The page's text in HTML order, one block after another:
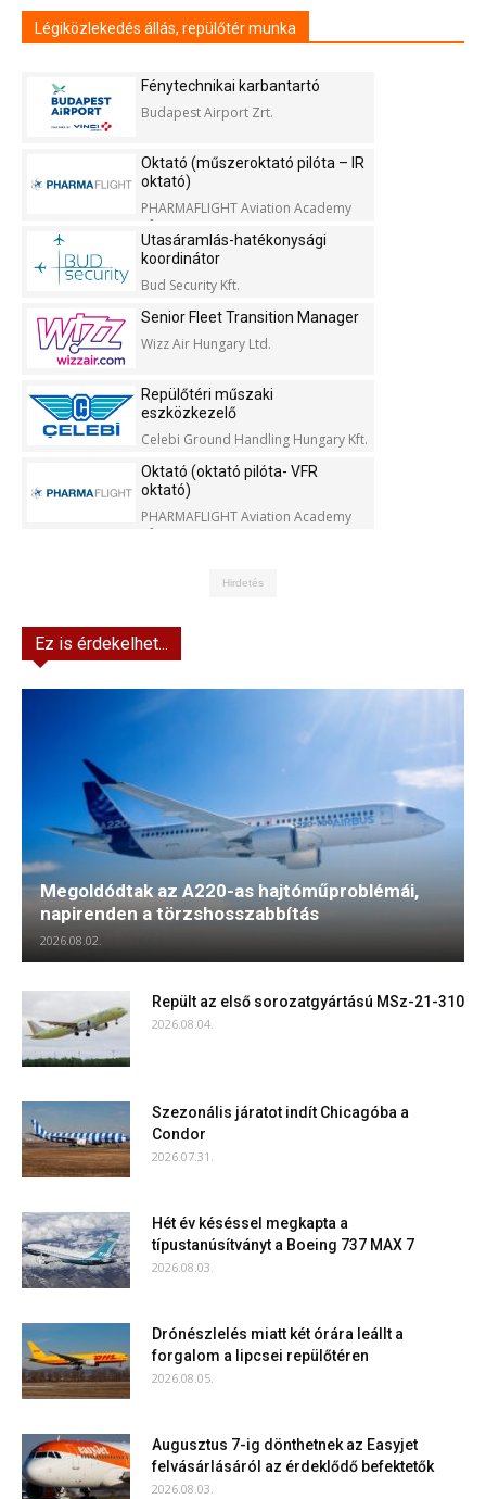
Légiközlekedés állás, repülőtér munka
Fénytechnikai karbantartó
Budapest Airport Zrt.
Oktató (műszeroktató pilóta – IR
oktató)
PHARMAFLIGHT Aviation Academy
Kft.
Utasáramlás-hatékonysági
koordinátor
Bud Security Kft.
Senior Fleet Transition Manager
Wizz Air Hungary Ltd.
Repülőtéri műszaki
eszközkezelő
Celebi Ground Handling Hungary Kft.
Oktató (oktató pilóta- VFR
oktató)
PHARMAFLIGHT Aviation Academy
Kft.
Hirdetés
Ez is érdekelhet...
Megoldódtak az A220-as hajtóműproblémái,
napirenden a törzshosszabbítás
2026.08.02.
Repült az első sorozatgyártású MSz-21-310
2026.08.04.
Szezonális járatot indít Chicagóba a
Condor
2026.07.31.
Hét év késéssel megkapta a
típustanúsítványt a Boeing 737 MAX 7
2026.08.03.
Drónészlelés miatt két órára leállt a
forgalom a lipcsei repülőtéren
2026.08.05.
Augusztus 7-ig dönthetnek az Easyjet
felvásárlásáról az érdeklődő befektetők
2026.08.03.